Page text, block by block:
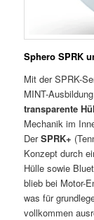
Sphero SPRK
Mit der SPRK-
MINT-
transparente
Mechanik im
DerSPRK+
Konzept durch
Hülle sowie
blieb bei Motor-
was für
vollkommen